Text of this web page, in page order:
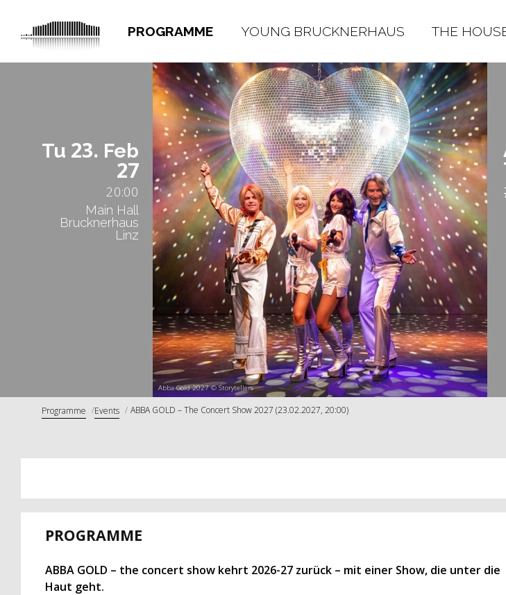
PROGRAMME YOUNG BRUCKNERHAUS THE
Abba Gold 2027 © Storytellers
Tu 23. Feb
27
20:00
Main Hall
Brucknerhaus
Linz
Programme Events ABBA GOLD – The Concert Show 2027 (23.02.2027, 20:00)
PROGRAMME
ABBA GOLD – the concert show kehrt 2026-27 zurück – mit einer Show, die unter die
Haut geht.